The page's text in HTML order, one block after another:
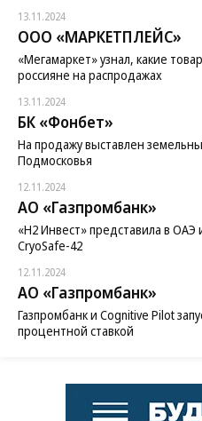
13.11.2024
ООО «МАРКЕТПЛЕЙС»
«Мегамаркет» узнал, какие
россияне на распродажах
13.11.2024
БК «Фонбет»
На продажу выставлен
Подмосковья
12.11.2024
АО «Газпромбанк»
«H2 Инвест» представила в
CryoSafe-42
12.11.2024
АО «Газпромбанк»
Газпромбанк и Cognitive Pilot
процентной ставкой